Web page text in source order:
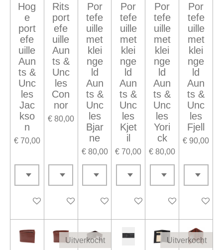
Hog
e
port
efe
uille
Aun
ts &
Unc
les
Jac
kso
n
€ 70,00
In winkelwagen
Rits
port
efe
uille
Aun
ts &
Unc
les
Con
nor
€ 80,00
Houd mij op de hoogte
Por
tefe
uille
met
klei
nge
ld
Aun
ts &
Unc
les
Bjar
ne
€ 80,00
In winkelwagen
Por
tefe
uille
met
klei
nge
ld
Aun
ts &
Unc
les
Kjet
il
€ 70,00
In winkelwagen
Por
tefe
uille
met
klei
nge
ld
Aun
ts &
Unc
les
Yori
ck
€ 80,00
In winkelwagen
Por
tefe
uille
met
klei
nge
ld
Aun
ts &
Unc
les
Fjell
€ 90,00
Houd
Uitverkocht Uitverkocht